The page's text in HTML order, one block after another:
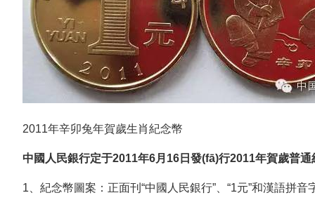
2011年辛卯兔年賀歲生肖紀念幣
中國人民銀行定于2011年6月16日發(fā)行2011年賀歲普通紀
1、紀念幣圖案：正面刊“中國人民銀行”、“1元”和漢語拼音